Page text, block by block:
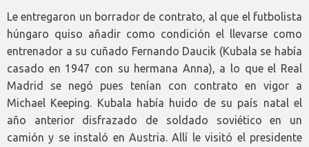
Le entregaron un borrador de contrato, al que el futbolista
húngaro quiso añadir como condición el llevarse como
entrenador a su cuñado Fernando Daucik (Kubala se había
casado en 1947 con su hermana Anna), a lo que el Real
Madrid se negó pues tenían con contrato en vigor a
Michael Keeping. Kubala había huido de su país natal el
año anterior disfrazado de soldado soviético en un
camión y se instaló en Austria. Allí le visitó el presidente